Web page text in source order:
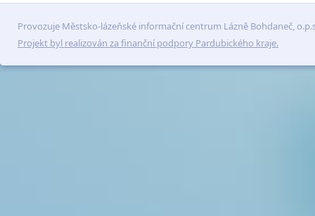
Provozuje Městsko-lázeňské informační centrum Lázně Bohdaneč,
Projekt byl realizován za finanční podpory Pardubického kraje.